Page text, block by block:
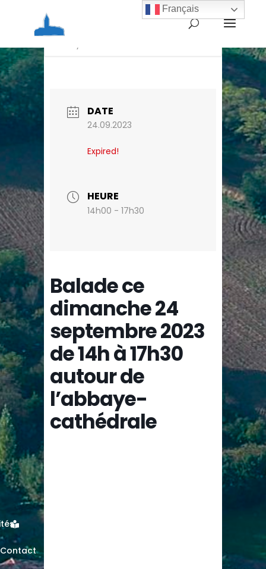
Balade ce dimanche 24
septembre 2023 de 14h à 17h30 autour de
DATE
24.09.2023
Expired!
HEURE
14h00 - 17h30
Balade ce
dimanche 24
septembre 2023
de 14h à 17h30
autour de
l’abbaye-
cathédrale
Français
Contact